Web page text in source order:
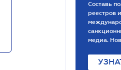
Составь
реестров
медиа.